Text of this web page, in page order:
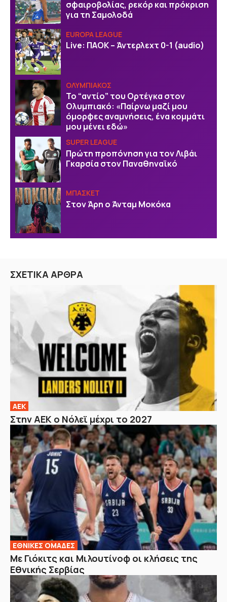
σφαιροβολίας, ρεκόρ και πρόκριση
για τη Σαμολοδά
EUROPA LEAGUE
Live: ΠΑΟΚ – Άντερλεχτ 0-1 (audio)
ΟΛΥΜΠΙΑΚΟΣ
Το “αντίο” του Ορτέγκα στον
Ολυμπιακό: «Παίρνω μαζί μου
όμορφες αναμνήσεις, ένα κομμάτι
μου μένει εδώ»
SUPER LEAGUE
Πρώτη προπόνηση για τον Λιβάι
Γκαρσία στον Παναθηναϊκό
ΜΠΑΣΚΕΤ
Στον Άρη ο Άνταμ Μοκόκα
ΣΧΕΤΙΚΑ ΑΡΘΡΑ
ΑΕΚ
Στην ΑΕΚ ο Νόλεϊ μέχρι το 2027
EΘΝΙΚΕΣ OΜΑΔΕΣ
Με Γιόκιτς και Μιλουτίνοφ οι κλήσεις της
Εθνικής Σερβίας